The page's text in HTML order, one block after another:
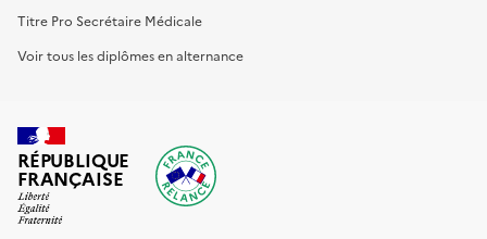
Titre Pro Secrétaire Médicale
Voir tous les diplômes en alternance
RÉPUBLIQUE
FRANÇAISE